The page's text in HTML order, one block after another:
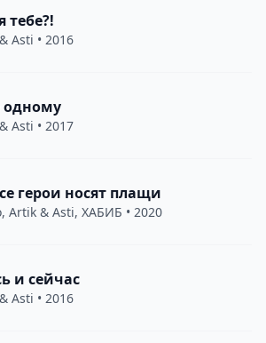
тебе?!
Asti • 2016
одному
Asti • 2017
герои носят плащи
, Artik & Asti, ХАБИБ • 2020
и сейчас
Asti • 2016